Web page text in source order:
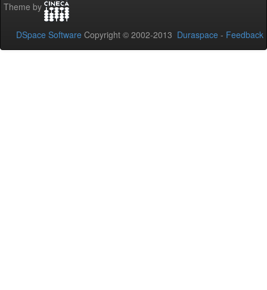
Theme by
DSpace Software Copyright © 2002-2013 Duraspace - Feedback